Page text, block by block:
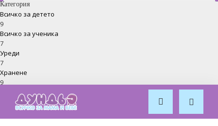
Категория
Всичко за детето
9
Всичко за ученика
7
Уреди
7
Хранене
9